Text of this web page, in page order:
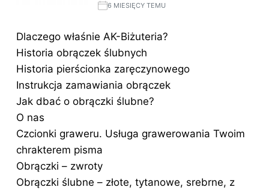
6 MIESIĘCY TEMU
Dlaczego właśnie AK-Biżuteria?
Historia obrączek ślubnych
Historia pierścionka zaręczynowego
Instrukcja zamawiania obrączek
Jak dbać o obrączki ślubne?
O nas
Czcionki graweru. Usługa grawerowania Twoim
chrakterem pisma
Obrączki – zwroty
Obrączki ślubne – złote, tytanowe, srebrne, z